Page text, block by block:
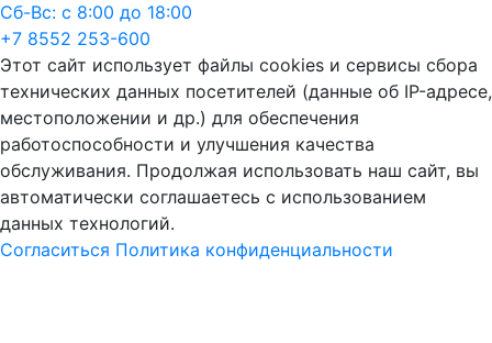
Сб-Вс: с 8:00 до 18:00
+7 8552 253-600
Этот сайт использует файлы cookies и сервисы сбора
технических данных посетителей (данные об IP-адресе,
местоположении и др.) для обеспечения
работоспособности и улучшения качества
обслуживания. Продолжая использовать наш сайт, вы
автоматически соглашаетесь с использованием
данных технологий.
Согласиться Политика конфиденциальности